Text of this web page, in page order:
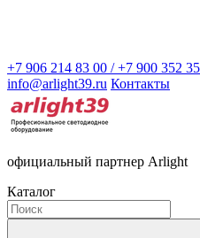
+7 906 214 83 00 / +7 900 352
info@arlight39.ru Контакты
официальный партнер Arlight
Каталог